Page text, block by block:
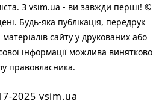
З vsim.ua - ви завжди перші! ©
Будь-яка публiкацiя, передрук
сайту у друкованих або
інформації можлива винятково
правовласника.
2025 vsim.ua